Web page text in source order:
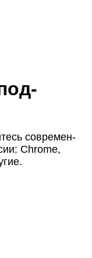
совре­мен­
Chrome,